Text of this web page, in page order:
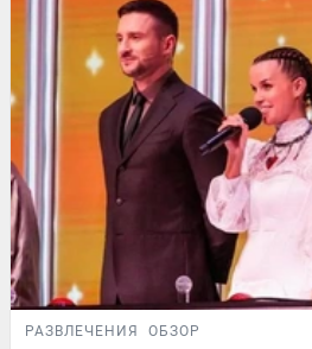
РАЗВЛЕЧЕНИЯ ОБЗОР